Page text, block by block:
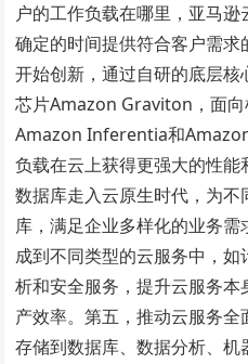
户的工作负载在哪里，亚马逊
确定的时间提供符合客户需
开始创新，通过自研的底层
芯片Amazon Graviton，面
Amazon Inferentia和
负载在云上获得更强大的性
数据库走入云原生时代，为
库，满足企业多样化的业务
成到不同类型的云服务中，
析和安全服务，提升云服务
产效率。第五，推动云服务全
存储到数据库、数据分析、